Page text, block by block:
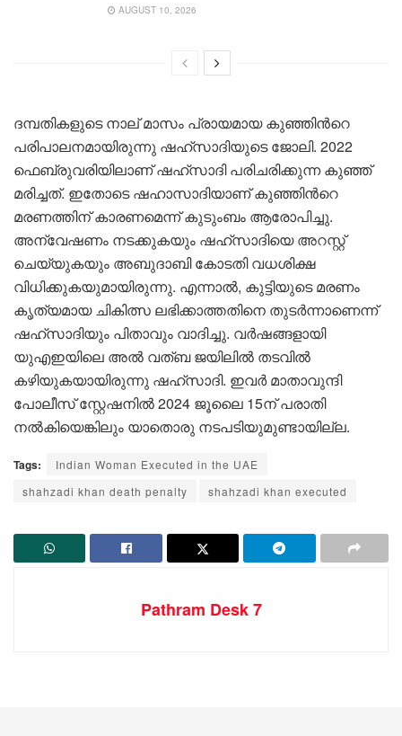
AUGUST 10, 2026
ദമ്പതികളുടെ നാല് മാസം പ്രായമായ കുഞ്ഞിന്‍റെ
പരിപാലനമായിരുന്നു ഷഹ്സാദിയുടെ ജോലി. 2022
ഫെബ്രുവരിയിലാണ് ഷഹ്സാദി പരിചരിക്കുന്ന കുഞ്ഞ്
മരിച്ചത്. ഇതോടെ ഷഹാസാദിയാണ് കുഞ്ഞിന്‍റെ
മരണത്തിന് കാരണമെന്ന് കുടുംബം ആരോപിച്ചു.
അന്വേഷണം നടക്കുകയും ഷഹ്സാദിയെ അറസ്റ്റ്
ചെയ്യുകയും അബുദാബി കോടതി വധശിക്ഷ
വിധിക്കുകയുമായിരുന്നു. എന്നാല്‍, കുട്ടിയുടെ മരണം
കൃത്യമായ ചികിത്സ ലഭിക്കാത്തതിനെ തുടര്‍ന്നാണെന്ന്
ഷഹ്‌സാദിയും പിതാവും വാദിച്ചു. വര്‍ഷങ്ങളായി
യുഎഇയിലെ അല്‍ വത്ബ ജയിലില്‍ തടവില്‍
കഴിയുകയായിരുന്നു ഷഹ്സാദി. ഇവർ മാതാവുന്ദി
പോലീസ് സ്റ്റേഷനിൽ 2024 ജൂലൈ 15ന് പരാതി
നല്‍കിയെങ്കിലും യാതൊരു നടപടിയുമുണ്ടായില്ല.
Tags:
Indian Woman Executed in the UAE
shahzadi khan death penalty
shahzadi khan executed
Pathram Desk 7